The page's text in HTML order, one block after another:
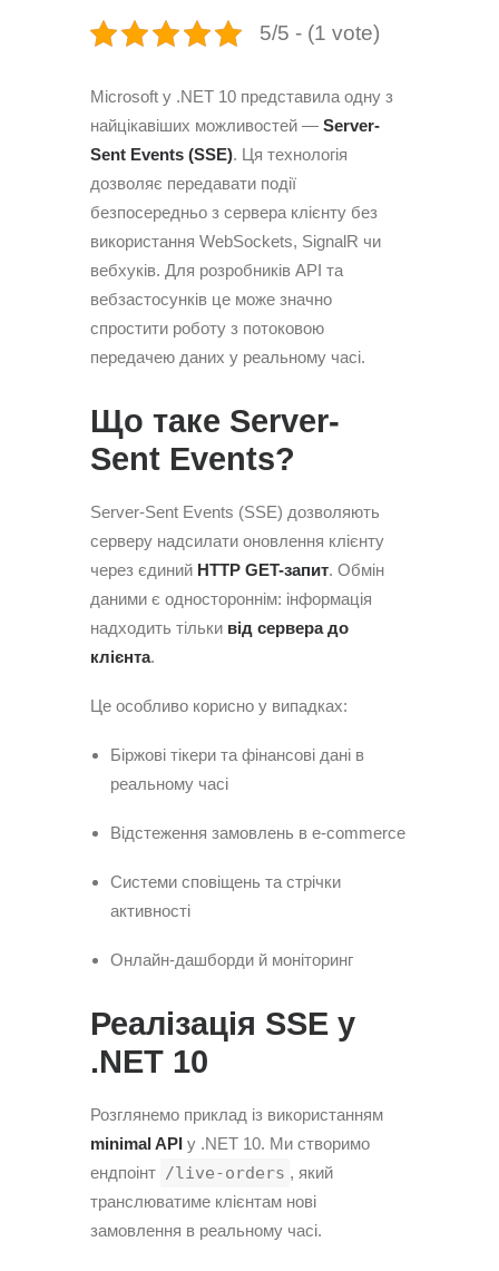
5/5 - (1 vote)
Microsoft у .NET 10 представила одну з
найцікавіших можливостей — Server-
Sent Events (SSE). Ця технологія
дозволяє передавати події
безпосередньо з сервера клієнту без
використання WebSockets, SignalR чи
вебхуків. Для розробників API та
вебзастосунків це може значно
спростити роботу з потоковою
передачею даних у реальному часі.
Що таке Server-
Sent Events?
Server-Sent Events (SSE) дозволяють
серверу надсилати оновлення клієнту
через єдиний HTTP GET-запит. Обмін
даними є одностороннім: інформація
надходить тільки від сервера до
клієнта.
Це особливо корисно у випадках:
Біржові тікери та фінансові дані в
реальному часі
Відстеження замовлень в e-commerce
Системи сповіщень та стрічки
активності
Онлайн-дашборди й моніторинг
Реалізація SSE у
.NET 10
Розглянемо приклад із використанням
minimal API у .NET 10. Ми створимо
ендпоінт /live-orders , який
транслюватиме клієнтам нові
замовлення в реальному часі.